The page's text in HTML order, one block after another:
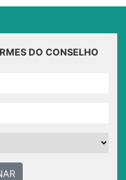
DO CONSELHO